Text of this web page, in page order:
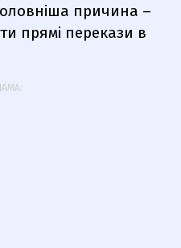
причина –
прямі перекази в